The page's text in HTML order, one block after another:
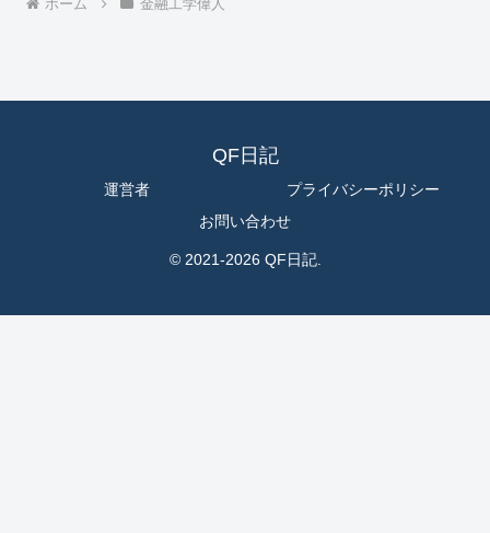
ホーム 金融工学偉人
QF日記
運営者
プライバシーポリシー
お問い合わせ
© 2021-2026 QF日記.